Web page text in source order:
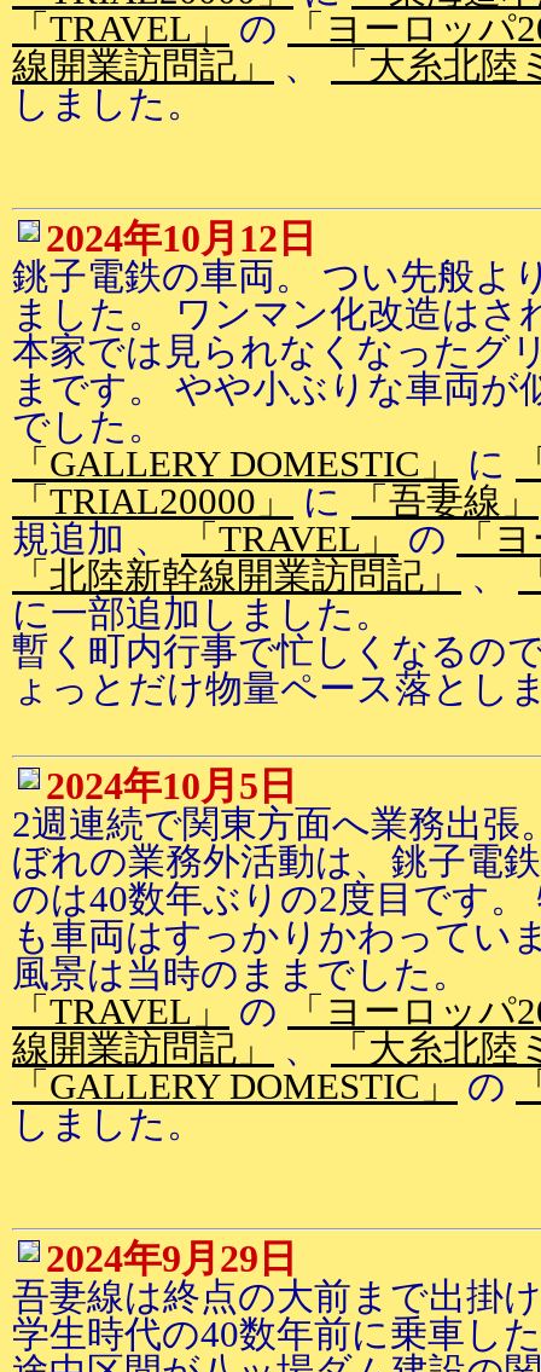
「TRAVEL」
の
「ヨーロッパ
線開業訪問記」
、
「大糸北陸
しました。
2024年10月12日
銚子電鉄の車両。 つい先般よ
ました。 ワンマン化改造はさ
本家では見られなくなったグ
まです。 やや小ぶりな車両が
でした。
「GALLERY DOMESTIC」
に
「TRIAL20000」
に 「吾妻線」
規追加 、
「TRAVEL」 の
「
「北陸新幹線開業訪問記」
、
に一部追加しました。
暫く町内行事で忙しくなるの
ょっとだけ物量ペース落とし
2024年10月5日
2週連続で関東方面へ業務出
ぼれの業務外活動は、銚子電
のは40数年ぶりの2度目です
も車両はすっかりかわってい
風景は当時のままでした。
「TRAVEL」
の
「ヨーロッパ
線開業訪問記」
、
「大糸北陸
「GALLERY DOMESTIC」
の
しました。
2024年9月29日
吾妻線は終点の大前まで出掛
学生時代の40数年前に乗車し